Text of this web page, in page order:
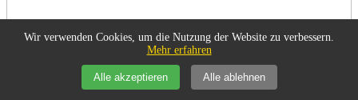
Wir verwenden Cookies, um die Nutzung der Website zu verbessern.
Mehr erfahren
Alle akzeptieren Alle ablehnen
Gesundheit/Medizin